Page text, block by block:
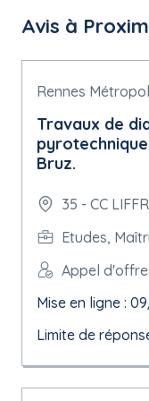
Avis à
Rennes
Travaux de
Bruz.
35 - CC
Etudes,
Appel
Mise en ligne :
Limite de